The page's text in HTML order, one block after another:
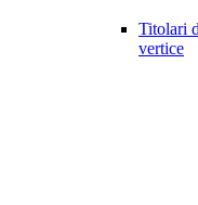
Titolari
vertice